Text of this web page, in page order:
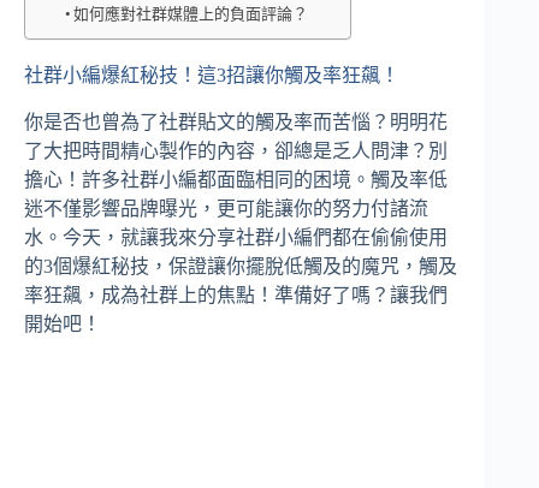
如何應對社群媒體上的負面評論？
社群小編爆紅秘技！這3招讓你觸及率狂飆！
你是否也曾為了社群貼文的觸及率而苦惱？明明花
了大把時間精心製作的內容，卻總是乏人問津？別
擔心！許多社群小編都面臨相同的困境。觸及率低
迷不僅影響品牌曝光，更可能讓你的努力付諸流
水。今天，就讓我來分享社群小編們都在偷偷使用
的3個爆紅秘技，保證讓你擺脫低觸及的魔咒，觸及
率狂飆，成為社群上的焦點！準備好了嗎？讓我們
開始吧！